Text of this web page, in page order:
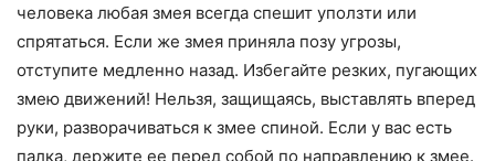
человека любая змея всегда спешит уползти или
спрятаться. Если же змея приняла позу угрозы,
отступите медленно назад. Избегайте резких, пугающих
змею движений! Нельзя, защищаясь, выставлять вперед
руки, разворачиваться к змее спиной. Если у вас есть
палка, держите ее перед собой по направлению к змее.